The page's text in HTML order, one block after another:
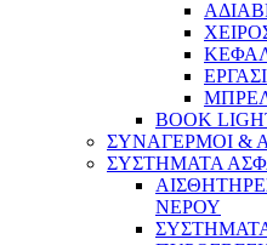
BOOK
ΣΥΝΑΓΕΡΜΟΙ &
ΣΥΣΤΗΜΑΤΑ
ΝΕΡΟΥ